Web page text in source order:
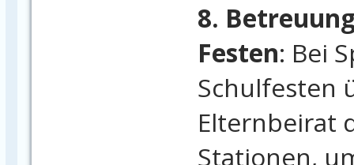
8.
Festen: Bei
Schulfesten
Elternbeirat
Stationen,